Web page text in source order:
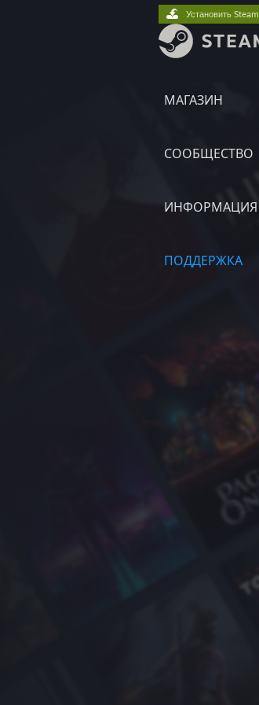
МАГАЗИН
СООБЩЕСТВО
ИНФОРМАЦИЯ
ПОДДЕРЖКА
Установить Steam